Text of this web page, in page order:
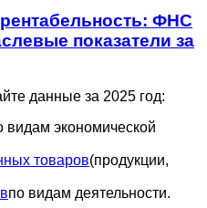
ФНС
показатели за
данные за 2025 год:
видам экономической
товаров(продукции,
по видам деятельности.